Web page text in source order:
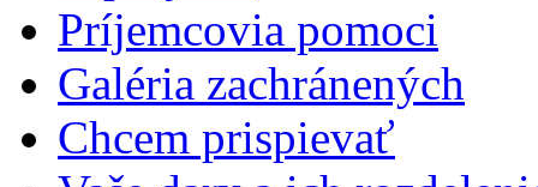
Príjemcovia pomoci
Galéria zachránených
Chcem prispievať